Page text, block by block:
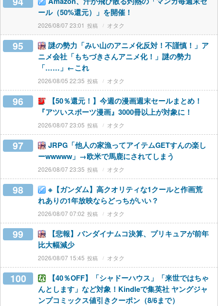
ール（50%還元）」を開催！
2026/08/07 23:01 オタク
95
謎の勢力「みい山のアニメ化反対！不謹慎！」ア
ニメ会社「もちづきさんアニメ化！」謎の勢力
「……」←これ
2026/08/05 22:35 オタク
96
【50％還元！】今週の漫画週末セールまとめ！
『アツいスポーツ漫画』3000冊以上が対象に！
2026/08/07 23:05 オタク
97
JRPG「他人の家漁ってアイテムGETすんの楽し
ーwwwww」→欧米で馬鹿にされてしまう
2026/08/07 23:35 オタク
98
※【ガンダム】高クオリティな1クールと作画荒
れありの1年放映ならどっちがいい？
2026/08/07 07:02 オタク
99
【悲報】バンダイナムコ決算、プリキュアが前年
比大幅減少
2026/08/07 15:45 オタク
100
【40％OFF】「シャドーハウス」「来世ではちゃ
んとします」など対象！Kindleで集英社 ヤングジャ
ンプコミックス値引きクーポン（8/6まで）